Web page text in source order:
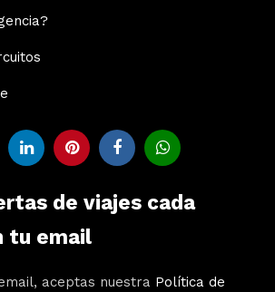
de viajes cada
tu email
aceptas nuestra Política de